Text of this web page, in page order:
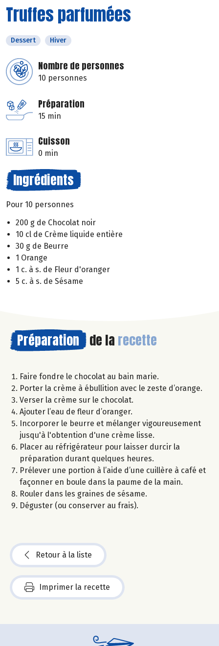
Truffes parfumées
Dessert Hiver
Nombre de personnes
10 personnes
Préparation
15 min
Cuisson
0 min
Ingrédients
Pour 10 personnes
200 g de Chocolat noir
10 cl de Crème liquide entière
30 g de Beurre
1 Orange
1 c. à s. de Fleur d'oranger
5 c. à s. de Sésame
Préparation de la recette
Faire fondre le chocolat au bain marie.
Porter la crème à ébullition avec le zeste d’orange.
Verser la crème sur le chocolat.
Ajouter l’eau de fleur d’oranger.
Incorporer le beurre et mélanger vigoureusement
jusqu'à l'obtention d'une crème lisse.
Placer au réfrigérateur pour laisser durcir la
préparation durant quelques heures.
Prélever une portion à l’aide d’une cuillère à café et
façonner en boule dans la paume de la main.
Rouler dans les graines de sésame.
Déguster (ou conserver au frais).
Retour à la liste
Imprimer la recette